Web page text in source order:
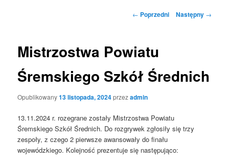
Nawigacja
← Poprzedni Następny →
Mistrzostwa Powiatu
Śremskiego Szkół Średnich
Opublikowany13 listopada, 2024przezadmin
13.11.2024 r. rozegrane zostały Mistrzostwa Powiatu
Śremskiego Szkół Średnich. Do rozgrywek zgłosiły się trzy
zespoły, z czego 2 pierwsze awansowały do finału
wojewódzkiego. Kolejność prezentuje się następująco: